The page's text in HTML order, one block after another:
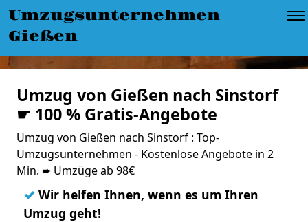
Umzugsunternehmen
Gießen
Umzug von Gießen nach Sinstorf
☛ 100 % Gratis-Angebote
Umzug von Gießen nach Sinstorf : Top-
Umzugsunternehmen - Kostenlose Angebote in 2
Min. ➨ Umzüge ab 98€
✓ Wir helfen Ihnen, wenn es um Ihren
Umzug geht!